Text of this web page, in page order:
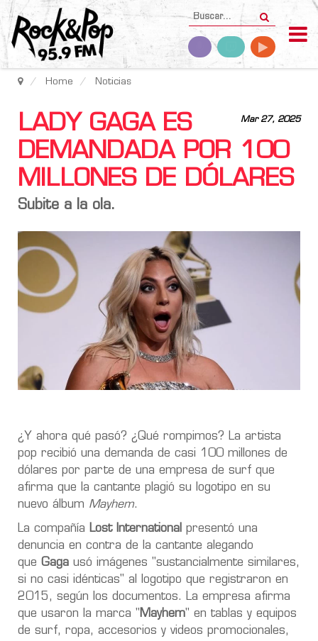
Home Noticias
Mar 27, 2025
LADY GAGA ES
DEMANDADA POR 100
MILLONES DE DÓLARES
Subite a la ola.
¿Y ahora qué pasó? ¿Qué rompimos? La artista
pop recibió una demanda de casi 100 millones de
dólares por parte de una empresa de surf que
afirma que la cantante plagió su logotipo en su
nuevo álbum Mayhem.
La compañía Lost International presentó una
denuncia en contra de la cantante alegando
que Gaga usó imágenes "sustancialmente similares,
si no casi idénticas" al logotipo que registraron en
2015, según los documentos.
La empresa afirma
que usaron la marca " Mayhem" en tablas y equipos
de surf, ropa, accesorios y videos promocionales,